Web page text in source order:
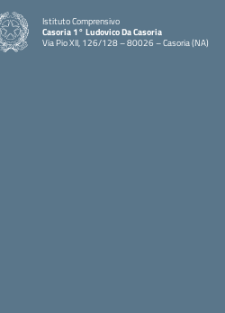
Istituto Comprensivo
Casoria 1° Ludovico Da Casoria
Via Pio XII, 126/128 – 80026 – Casoria (NA)